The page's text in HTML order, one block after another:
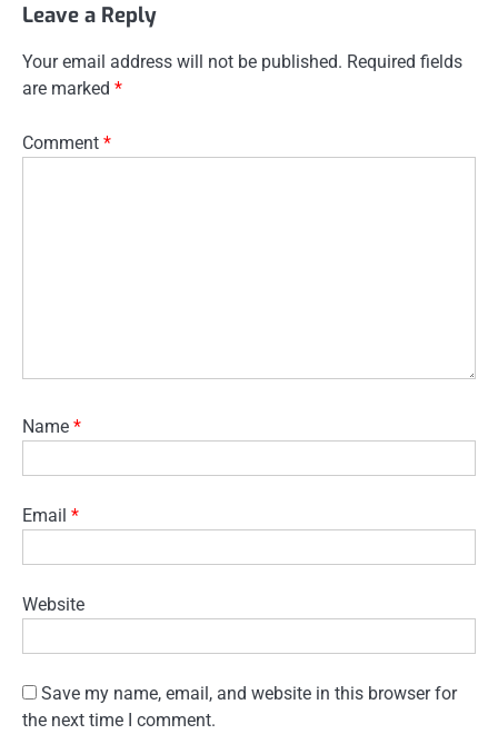
Leave a Reply
Your email address will not be published. Required fields
are marked *
Comment *
Name *
Email *
Website
Save my name, email, and website in this browser for
the next time I comment.